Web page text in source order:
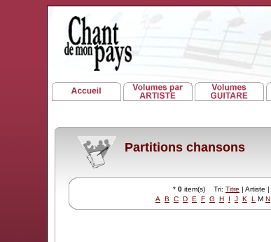
Partitions chansons
* 0 item(s) Tri: Titre | Artiste |
A
B C D E F G H I J K L M N